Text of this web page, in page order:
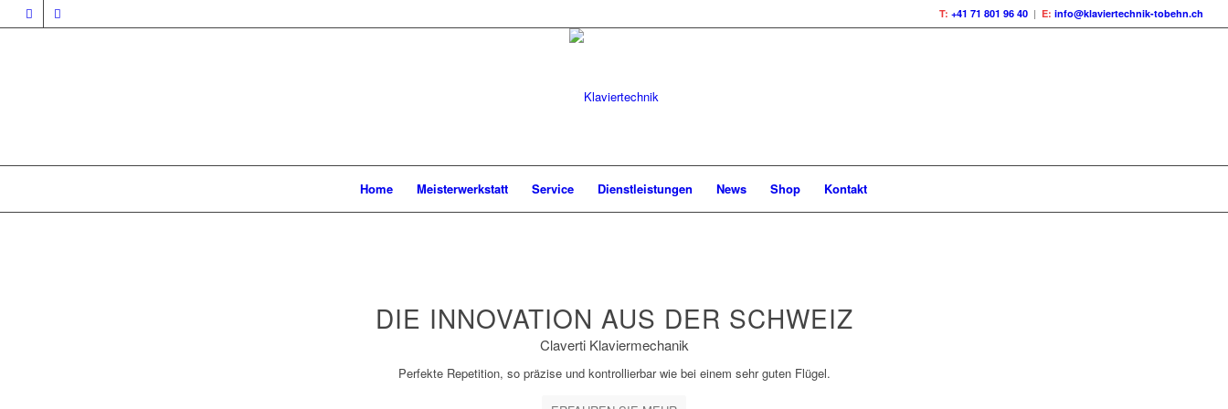
T: +41 71 801 96 40 | E: info@klaviertechnik-tobehn.ch
Home Meisterwerkstatt Service Dienstleistungen News Shop Kontakt
DIE INNOVATION AUS DER SCHWEIZ
Claverti Klaviermechanik
Perfekte Repetition, so präzise und kontrollierbar wie bei einem sehr guten Flügel.